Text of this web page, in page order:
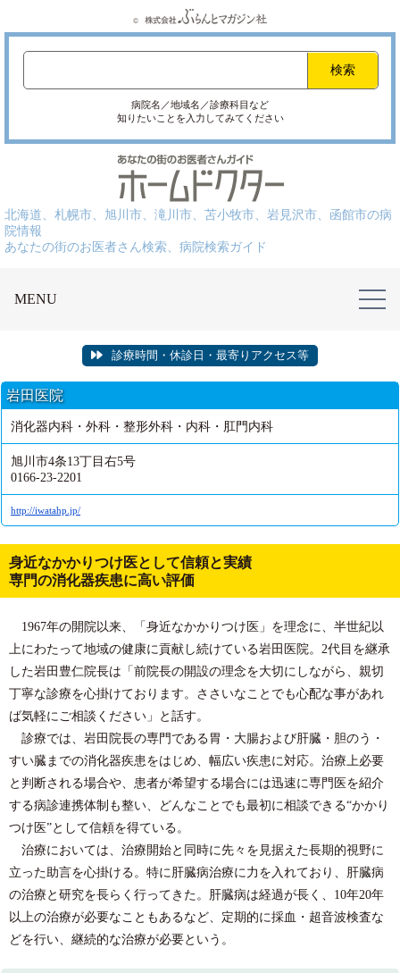
病院名／地域名／診療科目など
知りたいことを入力してみてください
北海道、札幌市、旭川市、滝川市、苫小牧市、岩見沢市、函館市の病
院情報
あなたの街のお医者さん検索、病院検索ガイド
MENU
診療時間・休診日・最寄りアクセス等
岩田医院
消化器内科・外科・整形外科・内科・肛門内科
旭川市4条13丁目右5号
0166-23-2201
http://iwatahp.jp/
身近なかかりつけ医として信頼と実績
専門の消化器疾患に高い評価
1967年の開院以来、「身近なかかりつけ医」を理念に、半世紀以
上にわたって地域の健康に貢献し続けている岩田医院。2代目を継承
した岩田豊仁院長は「前院長の開設の理念を大切にしながら、親切
丁寧な診療を心掛けております。ささいなことでも心配な事があれ
ば気軽にご相談ください」と話す。
診療では、岩田院長の専門である胃・大腸および肝臓・胆のう・
すい臓までの消化器疾患をはじめ、幅広い疾患に対応。治療上必要
と判断される場合や、患者が希望する場合には迅速に専門医を紹介
する病診連携体制も整い、どんなことでも最初に相談できる“かかり
つけ医”として信頼を得ている。
治療においては、治療開始と同時に先々を見据えた長期的視野に
立った助言を心掛ける。特に肝臓病治療に力を入れており、肝臓病
の治療と研究を長らく行ってきた。肝臓病は経過が長く、10年20年
以上の治療が必要なこともあるなど、定期的に採血・超音波検査な
どを行い、継続的な治療が必要という。